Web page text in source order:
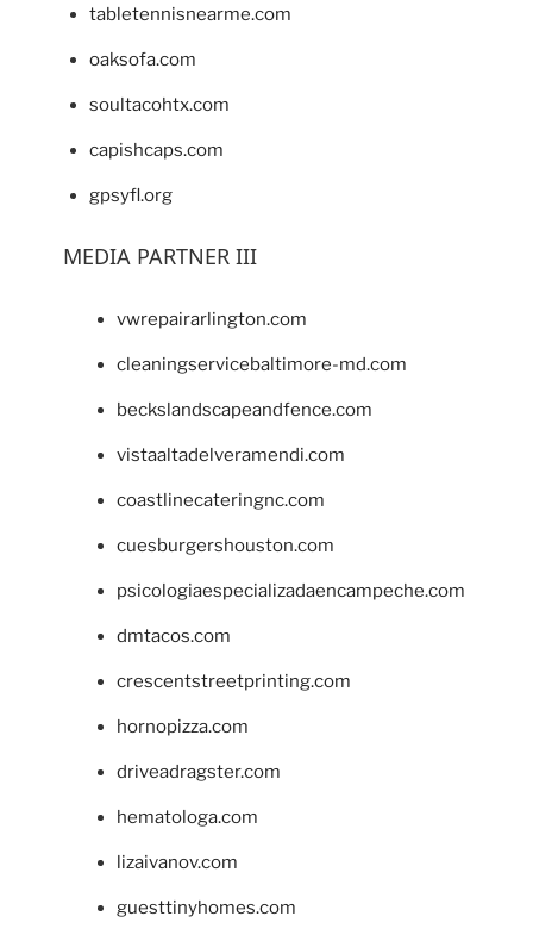
tabletennisnearme.com
oaksofa.com
soultacohtx.com
capishcaps.com
gpsyfl.org
MEDIA PARTNER III
vwrepairarlington.com
cleaningservicebaltimore-md.com
beckslandscapeandfence.com
vistaaltadelveramendi.com
coastlinecateringnc.com
cuesburgershouston.com
psicologiaespecializadaencampeche.com
dmtacos.com
crescentstreetprinting.com
hornopizza.com
driveadragster.com
hematologa.com
lizaivanov.com
guesttinyhomes.com